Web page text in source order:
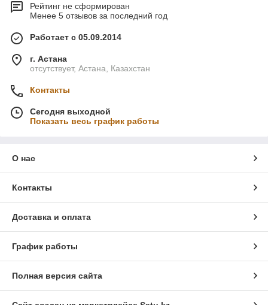
Рейтинг не сформирован
Менее 5 отзывов за последний год
Работает с 05.09.2014
г. Астана
отсутствует, Астана, Казахстан
Контакты
Сегодня выходной
Показать весь график работы
О нас
Контакты
Доставка и оплата
График работы
Полная версия сайта